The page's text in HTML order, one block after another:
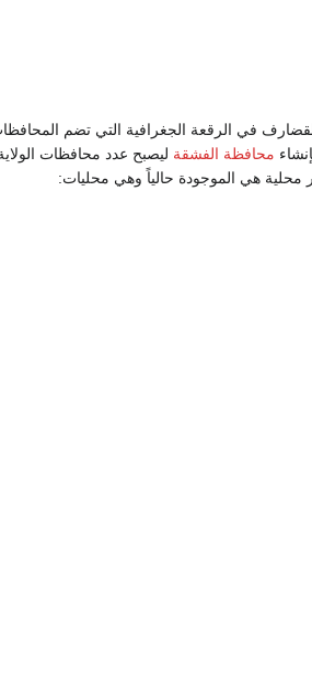
ولاية القضارف في الرقعة الجغرافية التي تضم
محافظة الفشقة